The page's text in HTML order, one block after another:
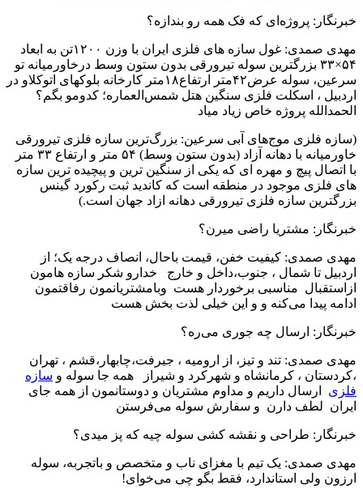
خبرنگار: پروژه‌ای که فک همه رو بندازه؟
مهدی صمدی: غول سازه های فلزی ایران با وزن ۱۲۰۰تن به ابعاد
۵۴×۳۳ بزرگترین سوله تیرورقی بدون ستون وسط درخاورمیانه تو
سرعین، سوله عرض۴۲متر ارتفاع۱۸متر کارخانه بلوکهای اتوکلاو در
اردبیل ، اسکلت فلزی سنگین هتل شمس‌العماره؛ کدومو بگم؟
الحمدالله پروژه خاص زیاد میاد
(سازه فلزی موج‌های آبی سرعین: بزرگ‌ترین سازه فلزی تیرورقی
خاورمیانه با دهانه آزاد (بدون ستون وسط) ۵۴ متر و ارتفاع ۳۳ متر
با اتصال پیچ و مهره ای که یکی از سنگین ترین و پیچیده ترین سازه
های فلزی موجود در منطقه است که کاندید ثبت رکورد گینس
بزرگترین سازه فلزی تیرورقی دهانه ازاد جهان است.)
خبرنگار: مشتریا راضی میرن؟
مهدی صمدی: کیفیت خفن، قیمت باحال، انصاف درجه یک؛ از
اردبیل تا شمال ، جنوب،داخل و خارج خدارو شکر سازه هامون
ازاستقبال مناسبی برخوردار هست وبامشتریانمون رفاقتمون
ادامه پیدا می‌کنه و و این خیلی لذت بخش هست
خبرنگار: ارسال چه جوری می‌ره؟
مهدی صمدی: تند و تیز، از ارومیه ، جیرفت،چابهار،قشم ، تهران
،کردستان ، کرمانشاه و شهرکرد و شیراز همه جا سوله و سازه
فلزی ارسال داریم و مداوم مشتریان و دوستانمون از همه جای
ایران لطف دارن و سفارش سوله می‌فرستن
خبرنگار: طراحی‌ و نقشه کشی سوله چیه که پز میدی؟
مهدی صمدی: یک تیم با مغزای ناب و متخصص و باتجربه، سوله
ارزون ولی استاندارد، فقط بگو چی می‌خوای!